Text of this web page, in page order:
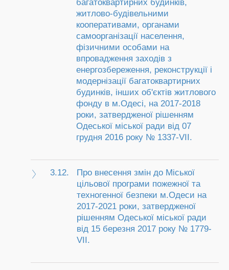
багатоквартирних будинків,
житлово-будівельними
кооперативами, органами
самоорганізації населення,
фізичними особами на
впровадження заходів з
енергозбереження, реконструкції і
модернізації багатоквартирних
будинків, інших об'єктів житлового
фонду в м.Одесі, на 2017-2018
роки, затвердженої рішенням
Одеської міської ради від 07
грудня 2016 року № 1337-VII.
3.12.
Про внесення змін до Міської
цільової програми пожежної та
техногенної безпеки м.Одеси на
2017-2021 роки, затвердженої
рішенням Одеської міської ради
від 15 березня 2017 року № 1779-
VII.